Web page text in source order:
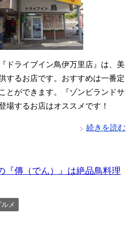
ドライブイン鳥伊万里店』は、美
するお店です。おすすめは一番定
とができます。『ゾンビランドサ
場するお店はオススメです！
続きを読む
『傳（でん）』は絶品鳥料理
メ